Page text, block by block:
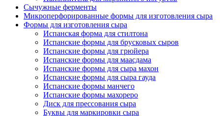
Сычужные ферменты
Микроперфорированные формы для изготовления сыра
Формы для изготовления сыра
Испанская форма для стилтона
Испанские формы для брусковых сыров
Испанские формы для грюйера
Испанские формы для маасдама
Испанские формы для сыра махон
Испанские формы для сыра гауда
Испанские формы манчего
Испанские формы махореро
Диск для прессования сыра
Буквы для маркировки сыра